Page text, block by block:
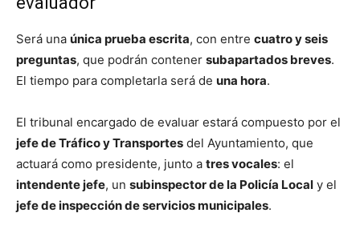
Será una única prueba escrita, con entre cuatro y seis
preguntas, que podrán contener subapartados breves.
El tiempo para completarla será de una hora.
El tribunal encargado de evaluar estará compuesto por el
jefe de Tráfico y Transportes del Ayuntamiento, que
actuará como presidente, junto a tres vocales: el
intendente jefe, un subinspector de la Policía Local y el
jefe de inspección de servicios municipales.